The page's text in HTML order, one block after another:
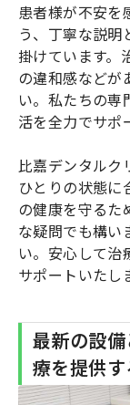
患者様が不安を
う、丁寧な説
掛けています。
の違和感などが
い。私たちの専
活を全力でサポ
比嘉デンタルク
ひとりの状態に
の健康を守るた
な疑問でも構い
い。安心して治
サポートいたし
最新の設
療を提供